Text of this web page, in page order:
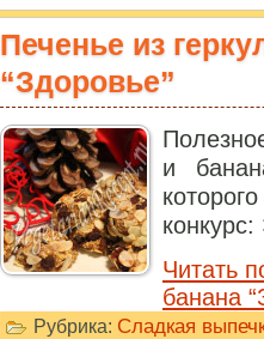
Печенье из
“Здоровье”
и
Читать
банана
Рубрика: Сладкая